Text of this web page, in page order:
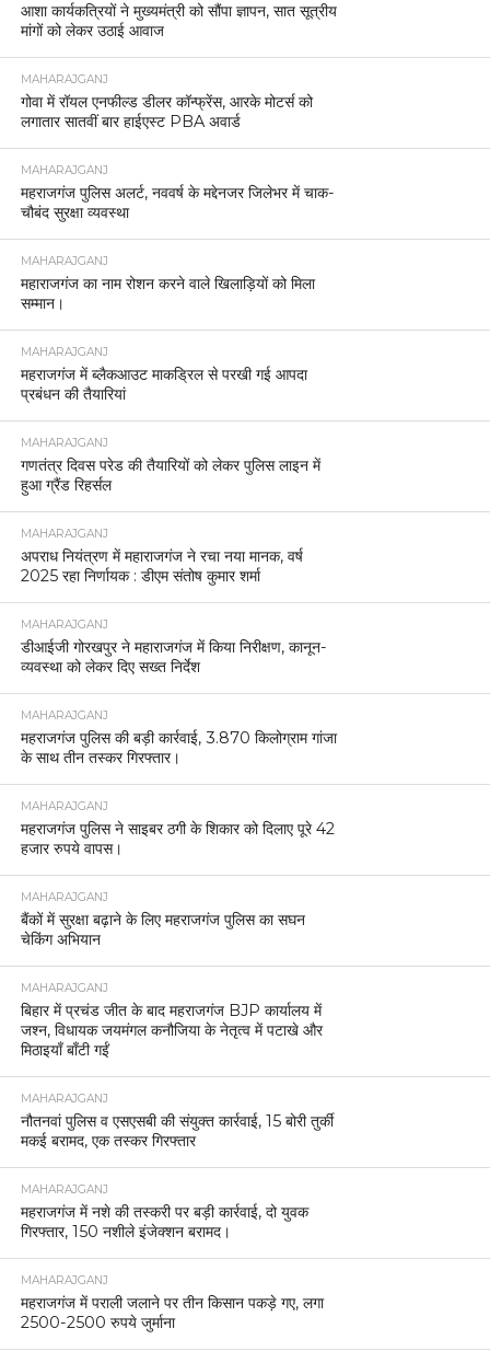
आशा कार्यकत्रियों ने मुख्यमंत्री को सौंपा ज्ञापन, सात सूत्रीय
मांगों को लेकर उठाई आवाज
MAHARAJGANJ
गोवा में रॉयल एनफील्ड डीलर कॉन्फ्रेंस, आरके मोटर्स को
लगातार सातवीं बार हाईएस्ट PBA अवार्ड
MAHARAJGANJ
महराजगंज पुलिस अलर्ट, नववर्ष के मद्देनजर जिलेभर में चाक-
चौबंद सुरक्षा व्यवस्था
MAHARAJGANJ
महाराजगंज का नाम रोशन करने वाले खिलाड़ियों को मिला
सम्मान।
MAHARAJGANJ
महराजगंज में ब्लैकआउट माकड्रिल से परखी गई आपदा
प्रबंधन की तैयारियां
MAHARAJGANJ
गणतंत्र दिवस परेड की तैयारियों को लेकर पुलिस लाइन में
हुआ ग्रैंड रिहर्सल
MAHARAJGANJ
अपराध नियंत्रण में महाराजगंज ने रचा नया मानक, वर्ष
2025 रहा निर्णायक : डीएम संतोष कुमार शर्मा
MAHARAJGANJ
डीआईजी गोरखपुर ने महाराजगंज में किया निरीक्षण, कानून-
व्यवस्था को लेकर दिए सख्त निर्देश
MAHARAJGANJ
महराजगंज पुलिस की बड़ी कार्रवाई, 3.870 किलोग्राम गांजा
के साथ तीन तस्कर गिरफ्तार।
MAHARAJGANJ
महराजगंज पुलिस ने साइबर ठगी के शिकार को दिलाए पूरे 42
हजार रुपये वापस।
MAHARAJGANJ
बैंकों में सुरक्षा बढ़ाने के लिए महराजगंज पुलिस का सघन
चेकिंग अभियान
MAHARAJGANJ
बिहार में प्रचंड जीत के बाद महराजगंज BJP कार्यालय में
जश्न, विधायक जयमंगल कनौजिया के नेतृत्व में पटाखे और
मिठाइयाँ बाँटी गईं
MAHARAJGANJ
नौतनवां पुलिस व एसएसबी की संयुक्त कार्रवाई, 15 बोरी तुर्की
मकई बरामद, एक तस्कर गिरफ्तार
MAHARAJGANJ
महराजगंज में नशे की तस्करी पर बड़ी कार्रवाई, दो युवक
गिरफ्तार, 150 नशीले इंजेक्शन बरामद।
MAHARAJGANJ
महराजगंज में पराली जलाने पर तीन किसान पकड़े गए, लगा
2500-2500 रुपये जुर्माना